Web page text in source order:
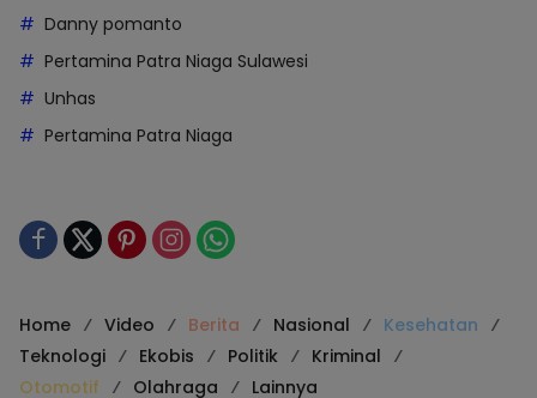
Danny pomanto
Pertamina Patra Niaga Sulawesi
Unhas
Pertamina Patra Niaga
Home Video Berita Nasional
Kesehatan
Teknologi
Ekobis Politik
Kriminal
Otomotif
Olahraga Lainnya